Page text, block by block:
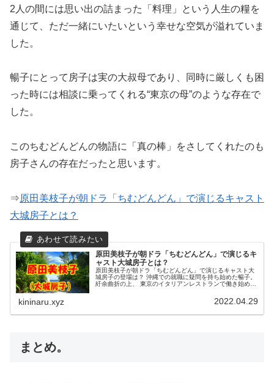
2人の間には思い出の詰まった「料理」という人生の糧を
通じて、ただ一緒にいたいという幸せな空気が溢れていま
した。
暢子にとって房子は実の大叔母であり、同時に厳しくも困
った時には相談に乗ってくれる“東京の母”のような存在で
した。
このちむどんどんの物語に「真の棒」をさしてくれたのも
房子さんの存在だったと思います。
⇒原田美枝子が朝ドラ「ちむどんどん」で演じるキャスト
大城房子とは？
原田美枝子が朝ドラ「ちむどんどん」で演じるキ
ャスト大城房子とは？
原田美枝子が朝ドラ「ちむどんどん」で演じるキャスト大
城房子の登場は？ 沖縄での就職に疑問を持ち始めた暢子。
紆余曲折の上、 東京のイタリアンレストランで働き始めま
kininaru.xyz 2022.04.29
まとめ。